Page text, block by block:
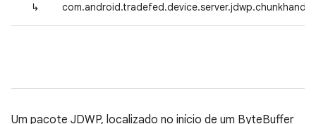
↳
Um pacote JDWP, localizado no início de um ByteBuffer